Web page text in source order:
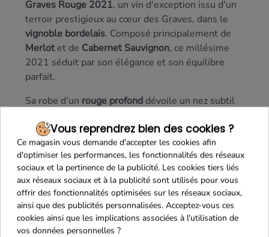
Graves Rouge 2021, un vin d'exception issu d'un
terroir prestigieux au cœur des Graves, dans le
vignoble bordelais. Composé principalement de
Merlotet de Cabernet Sauvignon, ce millésime
2021 séduit par son élégance et son équilibre
parfait.
Sa robe d’un rouge profond dévoile un nez subtil
notes boisées élégantes, issues d’un élevage
maîtrisé en fûts de chêne. En bouche, ce vin offre
une structure harmonieuse avec des tanins
soyeux, une belle fraîcheur et une finale
persistante.
Idéal pour accompagner des viandes rouges
grillées, des plats en sauce ou des
Vous reprendrez bien des cookies ?
Ce magasin vous demande d'accepter les cookies afin
d'optimiser les performances, les fonctionnalités des réseaux
sociaux et la pertinence de la publicité. Les cookies tiers liés
aux réseaux sociaux et à la publicité sont utilisés pour vous
offrir des fonctionnalités optimisées sur les réseaux sociaux,
ainsi que des publicités personnalisées. Acceptez-vous ces
cookies ainsi que les implications associées à l'utilisation de
vos données personnelles ?